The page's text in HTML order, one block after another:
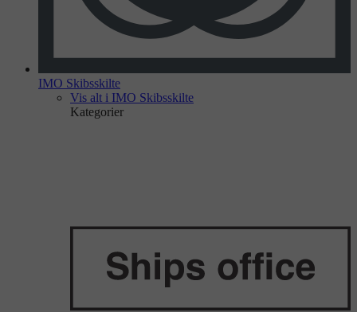
IMO Skibsskilte
Vis alt i IMO Skibsskilte
Kategorier